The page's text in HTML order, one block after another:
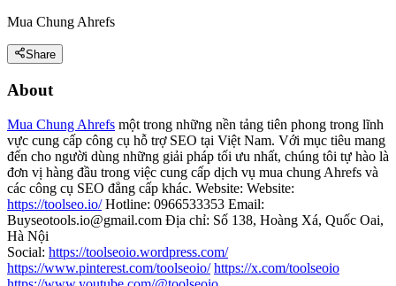
Mua Chung Ahrefs
Share
About
Mua Chung Ahrefs một trong những nền tảng tiên phong trong lĩnh
vực cung cấp công cụ hỗ trợ SEO tại Việt Nam. Với mục tiêu mang
đến cho người dùng những giải pháp tối ưu nhất, chúng tôi tự hào là
đơn vị hàng đầu trong việc cung cấp dịch vụ mua chung Ahrefs và
các công cụ SEO đẳng cấp khác. Website: Website:
https://toolseo.io/Hotline: 0966533353 Email:
Buyseotools.io@gmail.com Địa chỉ: Số 138, Hoàng Xá, Quốc Oai,
Hà Nội
Social: https://toolseoio.wordpress.com/
https://www.pinterest.com/toolseoio/ https://x.com/toolseoio